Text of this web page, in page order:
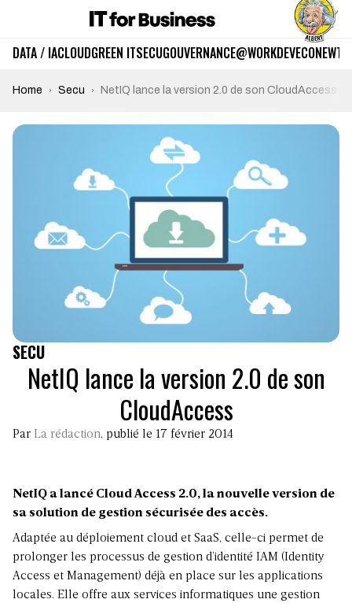
DATA / IACLOUDGREEN ITSECUGOUVERNANCE@WORKDEVECO
Home Secu NetIQ lance la version 2.0 de son CloudAccess
SECU
NetIQ lance la version 2.0 de son
CloudAccess
Par La rédaction, publié le 17 février 2014
NetIQ a lancé Cloud Access 2.0, la nouvelle version de
sa solution de gestion sécurisée des accès.
Adaptée au déploiement cloud et SaaS, celle-ci permet de
prolonger les processus de gestion d’identité IAM (Identity
Access et Management) déjà en place sur les applications
locales. Elle offre aux services informatiques une gestion